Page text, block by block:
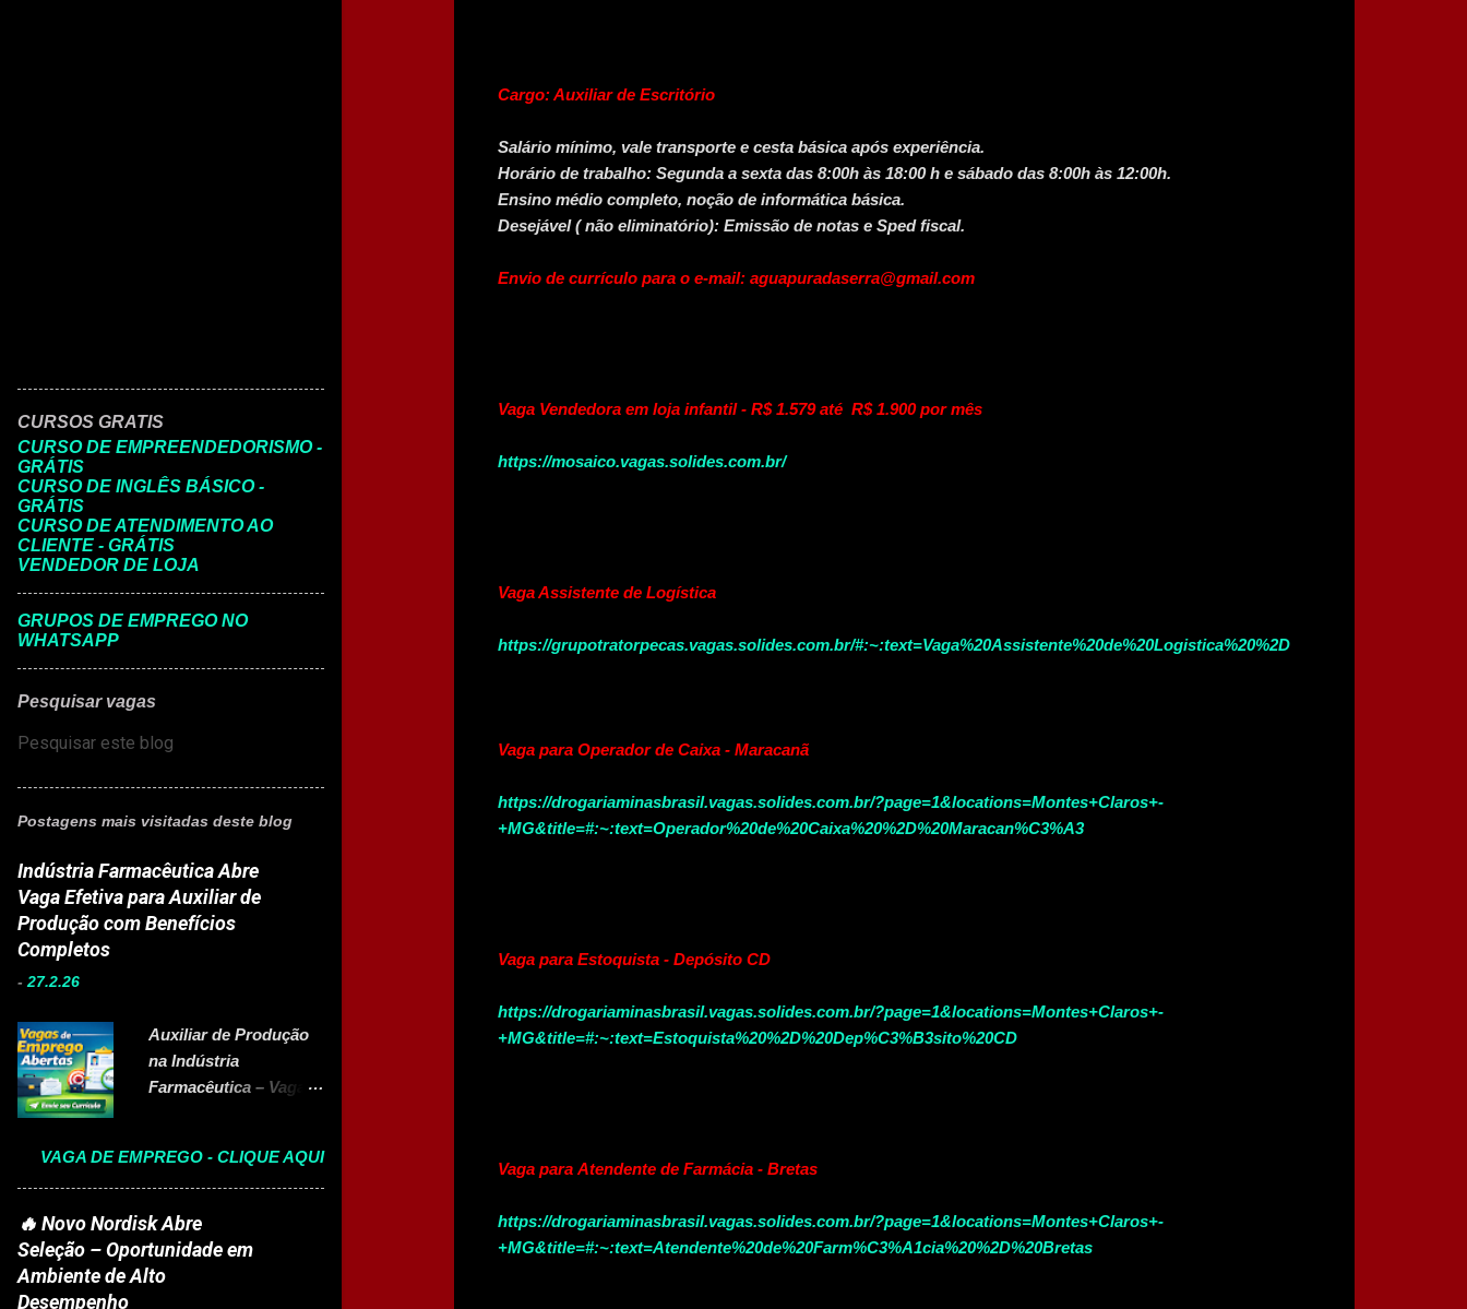
Cargo: Auxiliar de Escritório
Salário mínimo, vale transporte e cesta básica após experiência.
Horário de trabalho: Segunda a sexta das 8:00h às 18:00 h e sábado das 8:00h às 12:00h.
Ensino médio completo, noção de informática básica.
Desejável ( não eliminatório): Emissão de notas e Sped fiscal.
Envio de currículo para o e-mail: aguapuradaserra@gmail.com
Vaga Vendedora em loja infantil - R$ 1.579 até R$ 1.900 por mês
https://mosaico.vagas.solides.com.br/
Vaga Assistente de Logística
https://grupotratorpecas.vagas.solides.com.br/#:~:text=Vaga%20Assistente%20de%20Logistica%20%2D
Vaga para Operador de Caixa - Maracanã
https://drogariaminasbrasil.vagas.solides.com.br/?page=1&locations=Montes+Claros+-
+MG&title=#:~:text=Operador%20de%20Caixa%20%2D%20Maracan%C3%A3
Vaga para Estoquista - Depósito CD
https://drogariaminasbrasil.vagas.solides.com.br/?page=1&locations=Montes+Claros+-
+MG&title=#:~:text=Estoquista%20%2D%20Dep%C3%B3sito%20CD
Vaga para Atendente de Farmácia - Bretas
https://drogariaminasbrasil.vagas.solides.com.br/?page=1&locations=Montes+Claros+-
+MG&title=#:~:text=Atendente%20de%20Farm%C3%A1cia%20%2D%20Bretas
CURSOS GRATIS
CURSO DE EMPREENDEDORISMO -
GRÁTIS
CURSO DE INGLÊS BÁSICO -
GRÁTIS
CURSO DE ATENDIMENTO AO
CLIENTE - GRÁTIS
VENDEDOR DE LOJA
GRUPOS DE EMPREGO NO
WHATSAPP
Pesquisar vagas
Postagens mais visitadas deste blog
Indústria Farmacêutica Abre
Vaga Efetiva para Auxiliar de
Produção com Benefícios
Completos
-27.2.26
Auxiliar de Produção
na Indústria
Farmacêutica – Vaga
, multinacional
brasileira presente em
22 países e referência
no setor farmacêutico,
está com vaga aberta
VAGA DE EMPREGO - CLIQUE AQUI
🔥 Novo Nordisk Abre
Seleção – Oportunidade em
Ambiente de Alto
Desempenho